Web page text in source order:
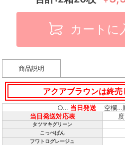
カートに
商品説明
アクアブラウンは終売
○… 当日発送
空欄…
当日発送対応表
タツマキグリーン
こっぺぱん
フワトログレージュ